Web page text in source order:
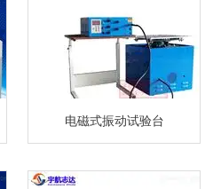
电磁式振动试验台